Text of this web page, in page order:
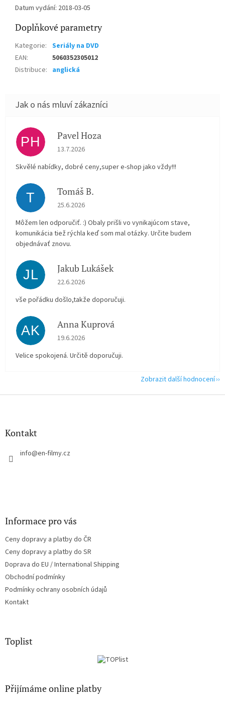
Datum vydání: 2018-03-05
Doplňkové parametry
Kategorie: Seriály na DVD
EAN:
5060352305012
Distribuce: anglická
PH Pavel Hoza
Hodnocení obchodu je 5 z 5 hvězdiček.
13.7.2026
Skvělé nabídky, dobré ceny,super e-shop jako vždy!!!
T Tomáš B.
Hodnocení obchodu je 5 z 5 hvězdiček.
25.6.2026
Môžem len odporučiť. :) Obaly prišli vo vynikajúcom stave,
komunikácia tiež rýchla keď som mal otázky. Určite budem
objednávať znovu.
JL Jakub Lukášek
Hodnocení obchodu je 5 z 5 hvězdiček.
22.6.2026
vše pořádku došlo,takže doporučuji.
AK Anna Kuprová
Hodnocení obchodu je 5 z 5 hvězdiček.
19.6.2026
Velice spokojená. Určitě doporučuji.
Zobrazit další hodnocení
Z
Kontakt
info@en-filmy.cz
Informace pro vás
Ceny dopravy a platby do ČR
Ceny dopravy a platby do SR
Doprava do EU / International Shipping
Obchodní podmínky
Podmínky ochrany osobních údajů
Kontakt
Toplist
Přijímáme online platby